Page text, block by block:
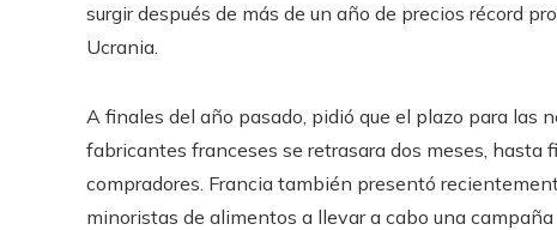
surgir después de más de un año de precios récord
Ucrania.
A finales del año pasado, pidió que el plazo para las
fabricantes franceses se retrasara dos meses, hasta
compradores. Francia también presentó
minoristas de alimentos a llevar a cabo una